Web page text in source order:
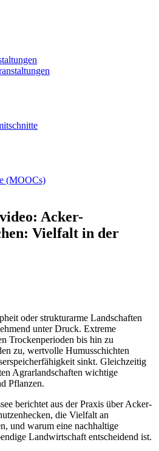
(MOOCs)
Acker-
Vielfalt in der
oder strukturarme Landschaften
unter Druck. Extreme
Trockenperioden bis hin zu
zu, wertvolle Humusschichten
sinkt. Gleichzeitig
Agrarlandschaften wichtige
Pflanzen.
berichtet aus der Praxis über Acker-
die Vielfalt an
und warum eine nachhaltige
Landwirtschaft entscheidend ist.